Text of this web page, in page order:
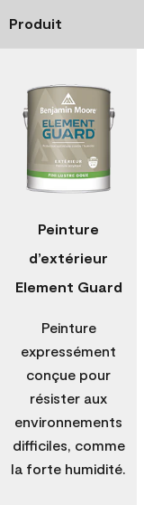
Produit
Peinture
d’extérieur
Element Guard
Peinture
expressément
conçue pour
résister aux
environnements
difficiles, comme
la forte humidité.